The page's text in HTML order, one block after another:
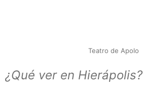
Teatro de Apolo
¿Qué ver en Hierápolis?